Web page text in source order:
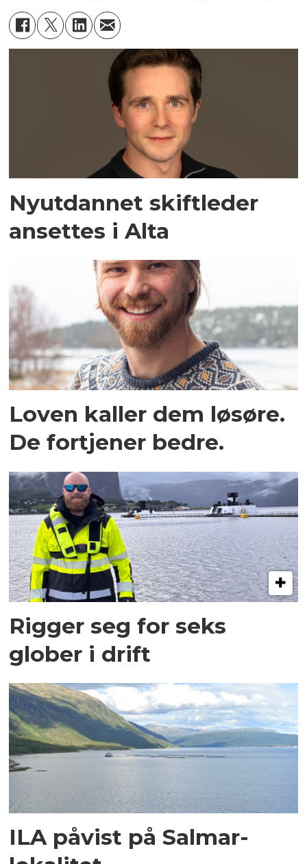
Nyutdannet skiftleder
ansettes i Alta
Loven kaller dem løsøre.
De fortjener bedre.
Rigger seg for seks
glober i drift
ILA påvist på Salmar-